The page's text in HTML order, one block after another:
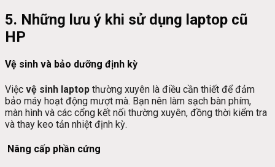
5. Những lưu ý khi sử dụng laptop cũ
HP
Vệ sinh và bảo dưỡng định kỳ
Việc vệ sinh laptop thường xuyên là điều cần thiết để đảm
bảo máy hoạt động mượt mà. Bạn nên làm sạch bàn phím,
màn hình và các cổng kết nối thường xuyên, đồng thời kiểm tra
và thay keo tản nhiệt định kỳ.
Nâng cấp phần cứng